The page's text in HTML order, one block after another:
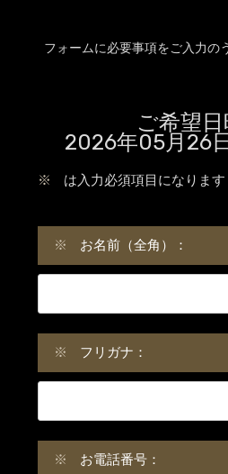
フォームに必要事項をご入力の
ご希望日
2026年05月
※ は入力必須項目になります
※ お名前（全角）：
※ フリガナ：
※ お電話番号：